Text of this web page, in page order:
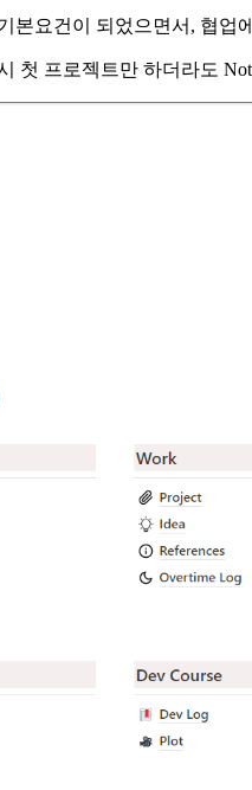
본요건이 되었으면서, 협업
첫 프로젝트만 하더라도